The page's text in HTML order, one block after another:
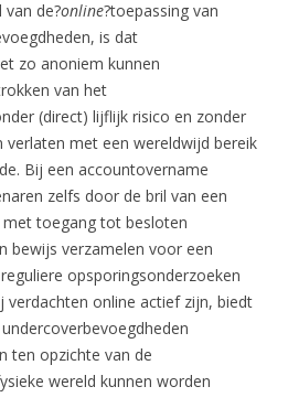
de?online?toepassing van
is dat
zo anoniem kunnen
van het
(direct) lijflijk risico en zonder
verlaten met een wereldwijd bereik
Bij een accountovername
zelfs door de bril van een
toegang tot besloten
bewijs verzamelen voor een
opsporingsonderzoeken
verdachten online actief zijn, biedt
ten opzichte van de
wereld kunnen worden